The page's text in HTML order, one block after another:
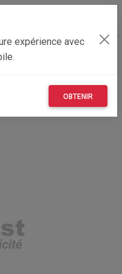
expérience avec
OBTENIR